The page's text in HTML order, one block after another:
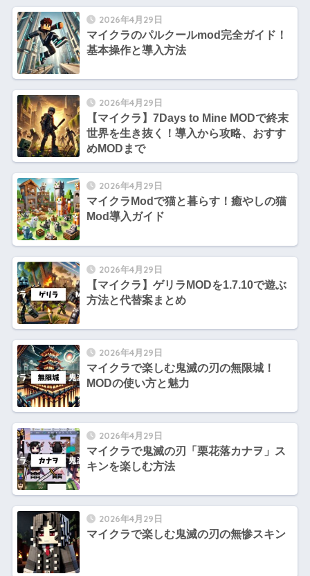
2026年4月29日
マイクラのパルクールmod完全ガイド！
基本操作と導入方法
2026年4月29日
【マイクラ】7Days to Mine MODで終末
世界を生き抜く！導入から攻略、おすす
めMODまで
2026年4月29日
マイクラModで猫と暮らす！癒やしの猫
Mod導入ガイド
2026年4月29日
【マイクラ】ゲリラMODを1.7.10で遊ぶ
方法と代替案まとめ
2026年4月29日
マイクラで楽しむ鬼滅の刃の無限城！
MODの使い方と魅力
2026年4月29日
マイクラで鬼滅の刃「栗花落カナヲ」ス
キンを楽しむ方法
2026年4月29日
マイクラで楽しむ鬼滅の刃の無惨スキン